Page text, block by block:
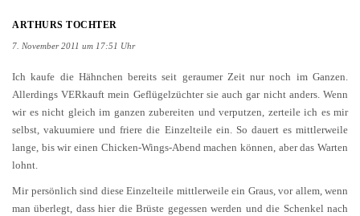
ARTHURS TOCHTER
7. November 2011 um 17:51 Uhr
Ich kaufe die Hähnchen bereits seit geraumer Zeit nur noch im Ganzen.
Allerdings VERkauft mein Geflügelzüchter sie auch gar nicht anders. Wenn
wir es nicht gleich im ganzen zubereiten und verputzen, zerteile ich es mir
selbst, vakuumiere und friere die Einzelteile ein. So dauert es mittlerweile
lange, bis wir einen Chicken-Wings-Abend machen können, aber das Warten
lohnt.
Mir persönlich sind diese Einzelteile mittlerweile ein Graus, vor allem, wenn
man überlegt, dass hier die Brüste gegessen werden und die Schenkel nach